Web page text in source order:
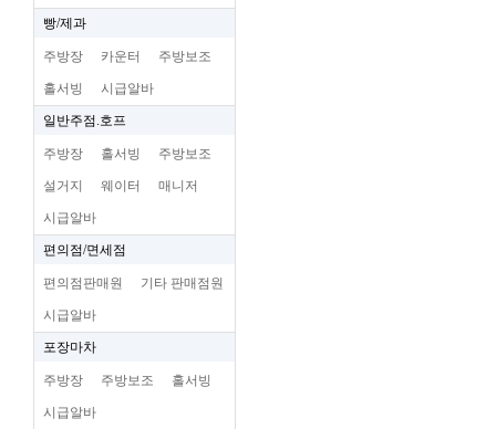
빵/제과
주방장 카운터 주방보조
홀서빙 시급알바
일반주점.호프
주방장 홀서빙 주방보조
설거지 웨이터 매니저
시급알바
편의점/면세점
편의점판매원 기타 판매점원
시급알바
포장마차
주방장 주방보조 홀서빙
시급알바